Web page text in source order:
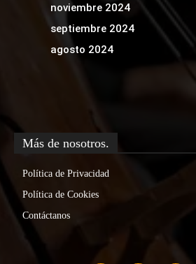
noviembre 2024
septiembre 2024
agosto 2024
Más de nosotros.
Política de Privacidad
Política de Cookies
Contáctanos